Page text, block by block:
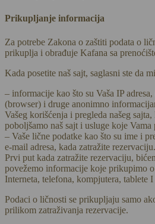
Prikupljanje informacija
Za potrebe Zakona o zaštiti podata o
prikuplja i obrađuje Kafana sa
Kada posetite naš sajt, saglasni ste da
– informacije kao što su Vaša IP
(browser) i druge anonimno
Vašeg korišćenja i pregleda našeg
poboljšamo naš sajt i usluge koje Vama
– Vaše lične podatke kao što su ime i
e-mail adresa, kada zatražite rezervaciju.
Prvi put kada zatražite rezervaciju,
povežemo informacije koje prikupimo
Interneta, telefona, kompjutera, tablete I
Podaci o ličnosti se prikupljaju samo
prilikom zatraživanja rezervacije.